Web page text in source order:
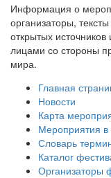
Информация о
организаторы,
открытых
лицами со стороны
мира.
Главная
Новости
Карта
Мероприятия в
Словарь
Каталог
Организаторы